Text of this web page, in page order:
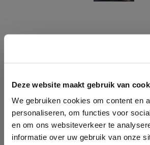
Deze website maakt gebruik van
We gebruiken cookies om content en
personaliseren, om functies voor
en om ons websiteverkeer te
informatie over uw gebruik van onze
CONTACTEZ UN
Vous avez des questions et
adaptés à votre situation ? Nous
vous aider! Contactez-nous via le
ou appelez-nous.